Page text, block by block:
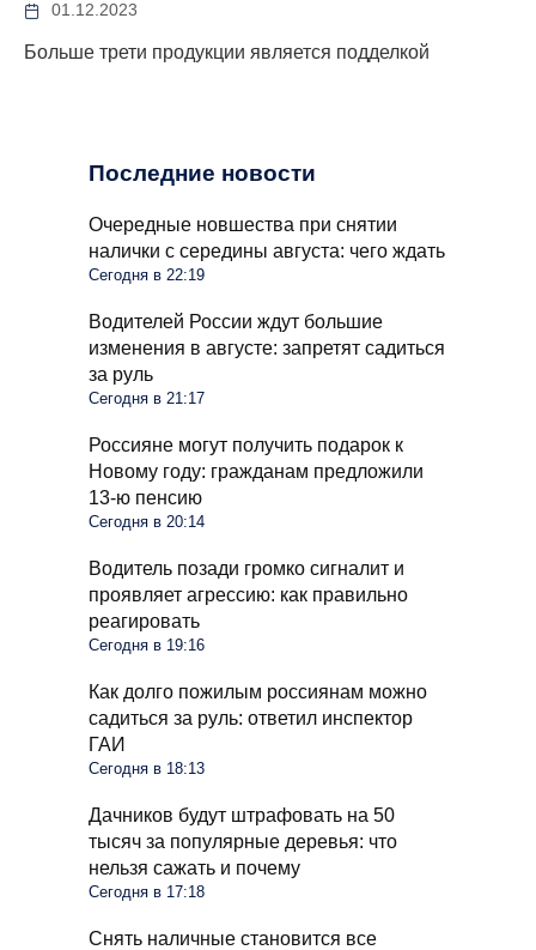
01.12.2023
Больше трети продукции является подделкой
Последние новости
Очередные новшества при снятии
налички с середины августа: чего ждать
Сегодня в 22:19
Водителей России ждут большие
изменения в августе: запретят садиться
за руль
Сегодня в 21:17
Россияне могут получить подарок к
Новому году: гражданам предложили
13-ю пенсию
Сегодня в 20:14
Водитель позади громко сигналит и
проявляет агрессию: как правильно
реагировать
Сегодня в 19:16
Как долго пожилым россиянам можно
садиться за руль: ответил инспектор
ГАИ
Сегодня в 18:13
Дачников будут штрафовать на 50
тысяч за популярные деревья: что
нельзя сажать и почему
Сегодня в 17:18
Снять наличные становится все